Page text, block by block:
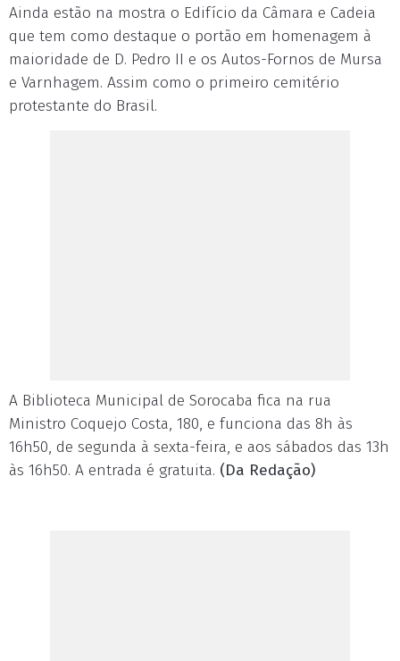
Ainda estão na mostra o Edifício da Câmara e Cadeia
que tem como destaque o portão em homenagem à
maioridade de D. Pedro II e os Autos-Fornos de Mursa
e Varnhagem. Assim como o primeiro cemitério
protestante do Brasil.
A Biblioteca Municipal de Sorocaba fica na rua
Ministro Coquejo Costa, 180, e funciona das 8h às
16h50, de segunda à sexta-feira, e aos sábados das 13h
às 16h50. A entrada é gratuita. (Da Redação)